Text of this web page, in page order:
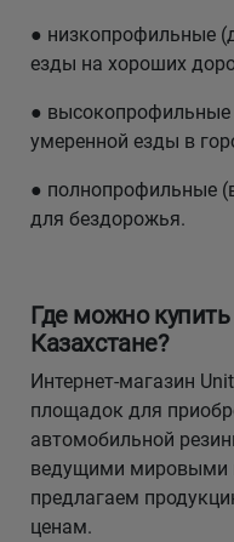
● низкопрофильные
езды на хороших
● высокопрофильные
умеренной езды в
● полнопрофильные
для бездорожья.
Где можно
Казахстане?
Интернет-магазин
площадок для
автомобильной
ведущими мировыми
предлагаем
ценам.